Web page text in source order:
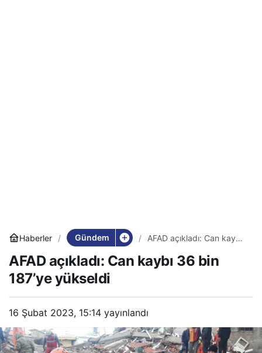
Haberler Gündem
AFAD açıkladı: Can kaybı
AFAD açıkladı: Can kaybı 36 bin
187’ye yükseldi
16 Şubat 2023, 15:14 yayınlandı